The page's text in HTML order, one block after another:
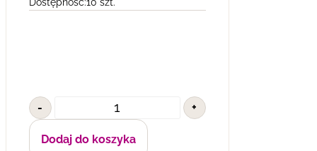
Dostępność:10 szt.
- +
Dodaj do koszyka